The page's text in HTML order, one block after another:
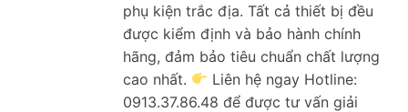
phụ kiện trắc địa. Tất cả thiết bị đều
được kiểm định và bảo hành chính
hãng, đảm bảo tiêu chuẩn chất lượng
cao nhất.
Liên hệ ngay Hotline:
0913.37.86.48 để được tư vấn giải